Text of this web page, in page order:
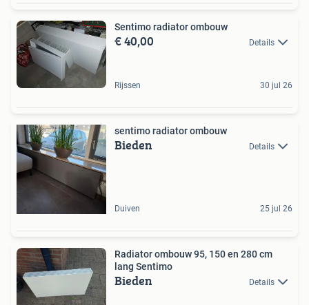
Sentimo radiator ombouw
€ 40,00 Details
Rijssen 30 jul 26
sentimo radiator ombouw
Bieden Details
Duiven 25 jul 26
Radiator ombouw 95, 150 en 280 cm
lang Sentimo
Bieden Details